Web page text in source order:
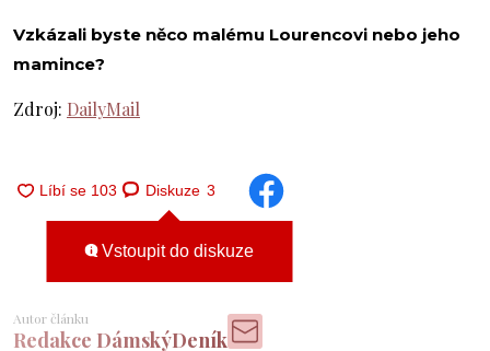
Vzkázali byste něco malému Lourencovi nebo jeho
mamince?
Zdroj: DailyMail
Diskuze 3
Vstoupit do diskuze
Autor článku
Redakce DámskýDeník